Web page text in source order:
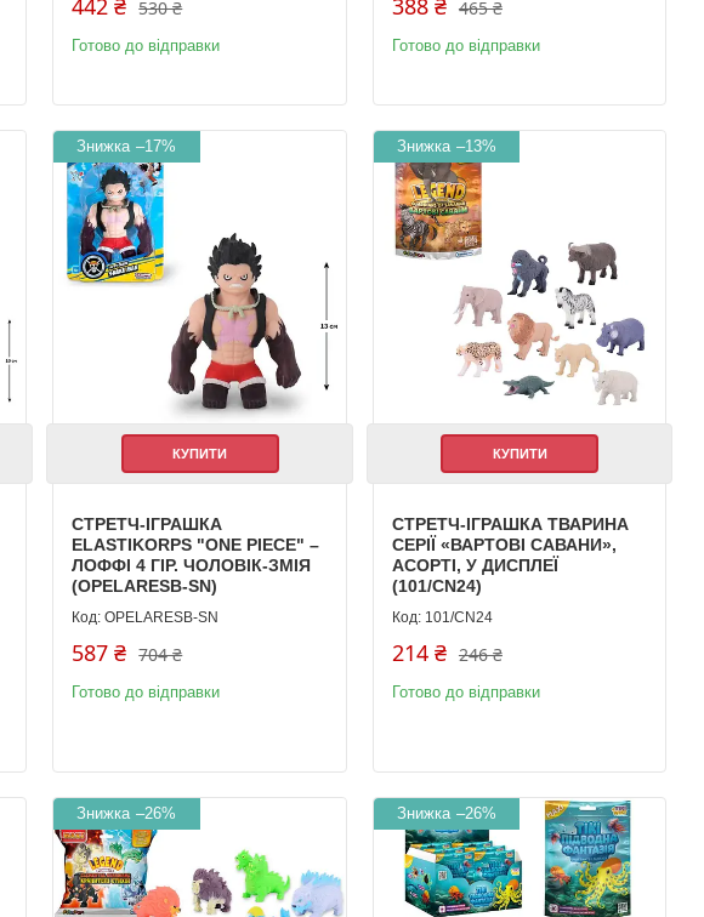
530 ₴
442 ₴
Готово до відправки
465 ₴
388 ₴
Готово до відправки
–17%
КУПИТИ
СТРЕТЧ-ІГРАШКА
ELASTIKORPS "ONE PIECE" –
ЛОФФІ 4 ГІР. ЧОЛОВІК-ЗМІЯ
(OPELARESB-SN)
OPELARESB-SN
704 ₴
587 ₴
Готово до відправки
–13%
КУПИТИ
СТРЕТЧ-ІГРАШКА ТВАРИНА
СЕРІЇ «ВАРТОВІ САВАНИ»,
АСОРТІ, У ДИСПЛЕЇ
(101/CN24)
101/CN24
246 ₴
214 ₴
Готово до відправки
–26% –26%